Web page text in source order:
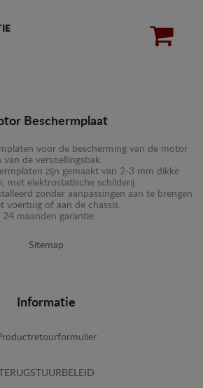
Beschermplaat
voor de bescherming van de motor
van de versnellingsbak.
zijn gemaakt van 2-3 mm dikke
met elektrostatische schilderij.
zonder aanpassingen aan te brengen
voertuig of aan de chassis.
24 maanden garantie.
Sitemap
Informatie
TERUGSTUURBELEID